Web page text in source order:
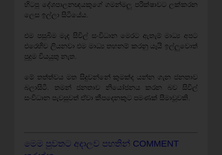
හිටපු දේශපාලනඥයකුගේ ගමන්මලු පරීක්‌ෂාවට ලක්‌කරන
ලෙස ඉල්ලා සිටියේය.
එම පසුබිම මැද සිවිල් සංවිධාන මෙරට ඇතැම් මාධ්‍ය අපට
එරෙහිව ලියනවා එම මාධ්‍ය තහනම් කරනු යෑයි ඉල්ලුවොත්
පුදුම වියයුතු නැත.
මේ තත්ත්වය මත සිදුවන්නේ කුමක්‌ද යන්න ගැන ජනතාව
බලාසිටී. තමන් ජනතාව නියෝජනය කරන බව සිවිල්
සංවිධාන පැවසුවත් ඒවා කීපදෙනකුට පමණක්‌ සීමාවූවකි.
මෙම පුවතට අදාලව පහතින් COMMENT